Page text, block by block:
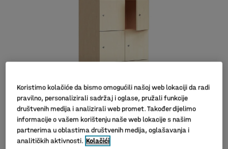
Koristimo kolačiće da bismo omogućili našoj web lokaciji da radi
pravilno, personalizirali sadržaj i oglase, pružali funkcije
društvenih medija i analizirali web promet. Također dijelimo
informacije o vašem korištenju naše web lokacije s našim
partnerima u oblastima društvenih medija, oglašavanja i
analitičkih aktivnosti. Kolačići